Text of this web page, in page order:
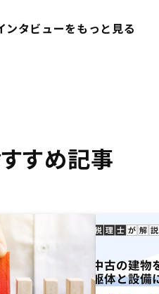
ンタビューをもっと見る
すめ記事